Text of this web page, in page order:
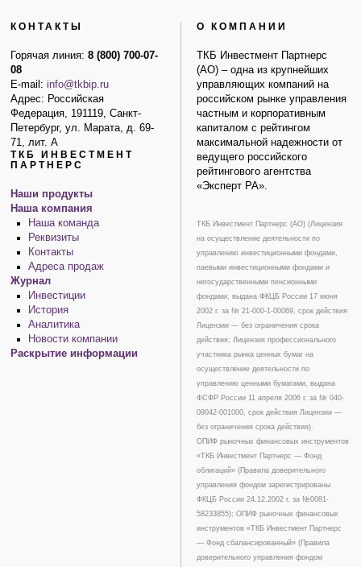
КОНТАКТЫ
Горячая линия:8 (800) 700-07-
08
E-mail:info@tkbip.ru
Адрес: Российская
Федерация, 191119, Санкт-
Петербург, ул. Марата, д. 69-
71, лит. А
ТКБ ИНВЕСТМЕНТ
ПАРТНЕРС
Наши продукты
Наша компания
Наша команда
Реквизиты
Контакты
Адреса продаж
Журнал
Инвестиции
История
Аналитика
Новости компании
Раскрытие информации
О КОМПАНИИ
ТКБ Инвестмент Партнерс
(АО) – одна из крупнейших
управляющих компаний на
российском рынке управления
частным и корпоративным
капиталом с рейтингом
максимальной надежности от
ведущего российского
рейтингового агентства
«Эксперт РА».
ТКБ Инвестмент Партнерс (АО) (Лицензия
на осуществление деятельности по
управлению инвестиционными фондами,
паевыми инвестиционными фондами и
негосударственными пенсионными
фондами, выдана ФКЦБ России 17 июня
2002 г. за № 21-000-1-00069, срок действия
Лицензии — без ограничения срока
действия; Лицензия профессионального
участника рынка ценных бумаг на
осуществление деятельности по
управлению ценными бумагами, выдана
ФСФР России 11 апреля 2006 г. за № 040-
09042-001000, срок действия Лицензии —
без ограничения срока действия).
ОПИФ рыночных финансовых инструментов
«ТКБ Инвестмент Партнерс — Фонд
облигаций» (Правила доверительного
управления фондом зарегистрированы
ФКЦБ России 24.12.2002 г. за №0081-
58233855); ОПИФ рыночных финансовых
инструментов «ТКБ Инвестмент Партнерс
— Фонд сбалансированный» (Правила
доверительного управления фондом